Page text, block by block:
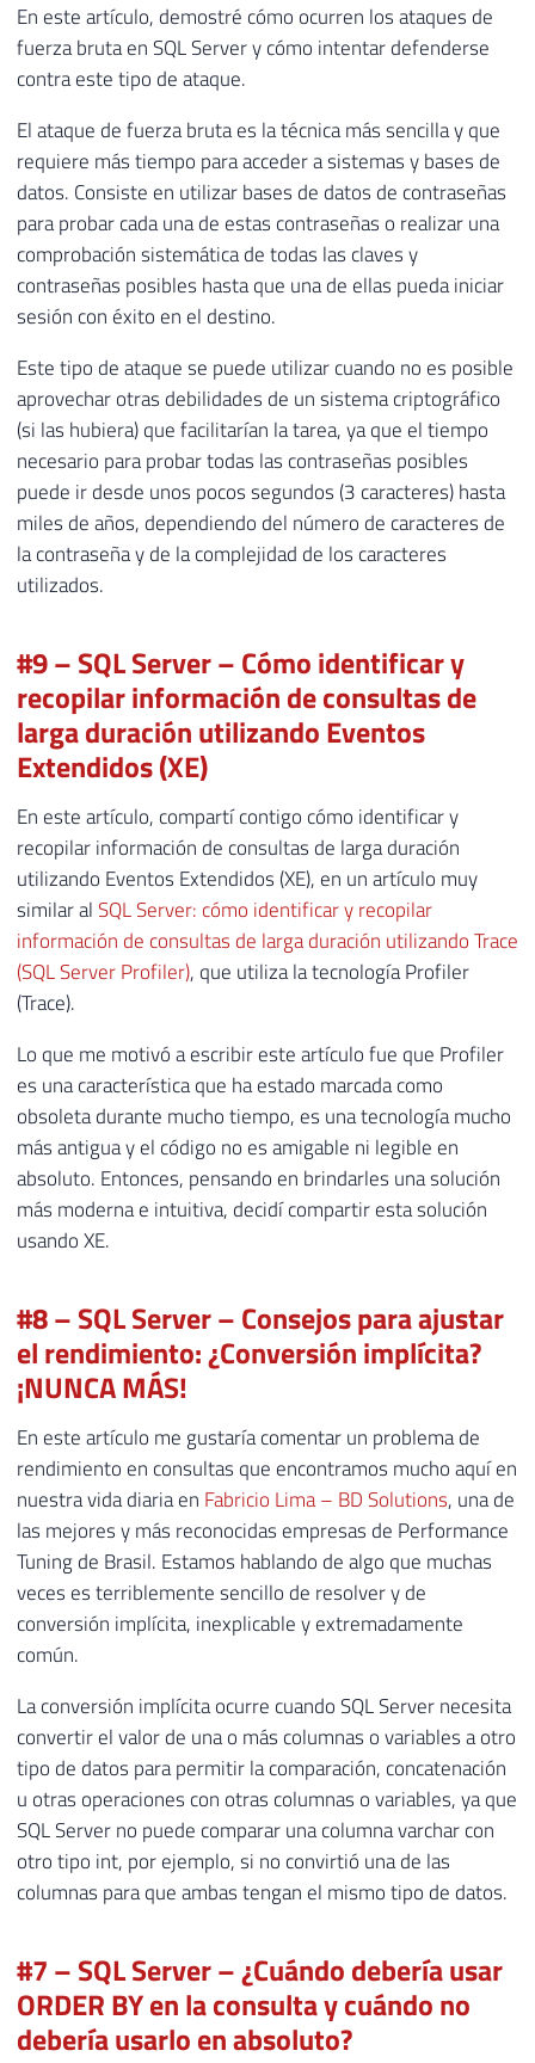
En este artículo, demostré cómo ocurren los ataques de
fuerza bruta en SQL Server y cómo intentar defenderse
contra este tipo de ataque.
El ataque de fuerza bruta es la técnica más sencilla y que
requiere más tiempo para acceder a sistemas y bases de
datos. Consiste en utilizar bases de datos de contraseñas
para probar cada una de estas contraseñas o realizar una
comprobación sistemática de todas las claves y
contraseñas posibles hasta que una de ellas pueda iniciar
sesión con éxito en el destino.
Este tipo de ataque se puede utilizar cuando no es posible
aprovechar otras debilidades de un sistema criptográfico
(si las hubiera) que facilitarían la tarea, ya que el tiempo
necesario para probar todas las contraseñas posibles
puede ir desde unos pocos segundos (3 caracteres) hasta
miles de años, dependiendo del número de caracteres de
la contraseña y de la complejidad de los caracteres
utilizados.
#9 – SQL Server – Cómo identificar y
recopilar información de consultas de
larga duración utilizando Eventos
Extendidos (XE)
En este artículo, compartí contigo cómo identificar y
recopilar información de consultas de larga duración
utilizando Eventos Extendidos (XE), en un artículo muy
similar alSQL Server: cómo identificar y recopilar
información de consultas de larga duración utilizando Trace
(SQL Server Profiler), que utiliza la tecnología Profiler
(Trace).
Lo que me motivó a escribir este artículo fue que Profiler
es una característica que ha estado marcada como
obsoleta durante mucho tiempo, es una tecnología mucho
más antigua y el código no es amigable ni legible en
absoluto. Entonces, pensando en brindarles una solución
más moderna e intuitiva, decidí compartir esta solución
usando XE.
#8 – SQL Server – Consejos para ajustar
el rendimiento: ¿Conversión implícita?
¡NUNCA MÁS!
En este artículo me gustaría comentar un problema de
rendimiento en consultas que encontramos mucho aquí en
nuestra vida diaria en Fabricio Lima – BD Solutions, una de
las mejores y más reconocidas empresas de Performance
Tuning de Brasil. Estamos hablando de algo que muchas
veces es terriblemente sencillo de resolver y de
conversión implícita, inexplicable y extremadamente
común.
La conversión implícita ocurre cuando SQL Server necesita
convertir el valor de una o más columnas o variables a otro
tipo de datos para permitir la comparación, concatenación
u otras operaciones con otras columnas o variables, ya que
SQL Server no puede comparar una columna varchar con
otro tipo int, por ejemplo, si no convirtió una de las
columnas para que ambas tengan el mismo tipo de datos.
#7 – SQL Server – ¿Cuándo debería usar
ORDER BY en la consulta y cuándo no
debería usarlo en absoluto?